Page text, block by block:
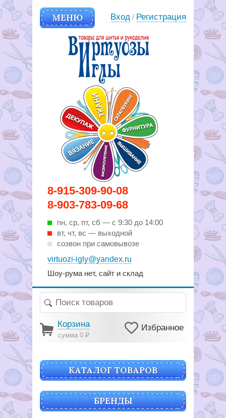
8-915-309-90-08
8-903-783-09-68
пн, ср, пт, cб — с 9:30 до 14:00
вт, чт, вс — выходной
созвон при самовывозе
virtuozi-igly@yandex.ru
Шоу-рума нет, сайт и склад
МЕНЮ
Вирутозы иглы. Товары для
шитья и рукоделья
Вход / Регистрация
Корзина
сумма 0Р
Избранное
КАТАЛОГ ТОВАРОВ
БРЕНДЫ